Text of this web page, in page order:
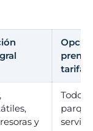
tarifa
y
Todo el